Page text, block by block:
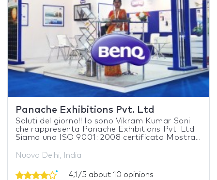
Panache Exhibitions Pvt. Ltd
Saluti del giorno!! Io sono Vikram Kumar Soni
che rappresenta Panache Exhibitions Pvt. Ltd.
Siamo una ISO 9001: 2008 certificato Mostra...
Nuova Delhi, India
4,1/5 about 10 opinions